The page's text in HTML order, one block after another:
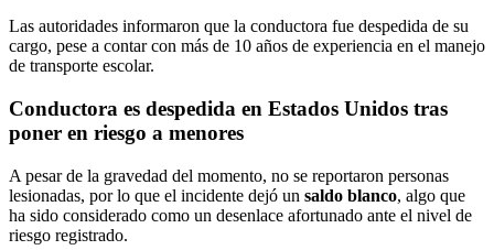
Las autoridades informaron que la conductora fue despedida de su
cargo, pese a contar con más de 10 años de experiencia en el manejo
de transporte escolar.
Conductora es despedida en Estados Unidos tras
poner en riesgo a menores
A pesar de la gravedad del momento, no se reportaron personas
lesionadas, por lo que el incidente dejó un saldo blanco, algo que
ha sido considerado como un desenlace afortunado ante el nivel de
riesgo registrado.